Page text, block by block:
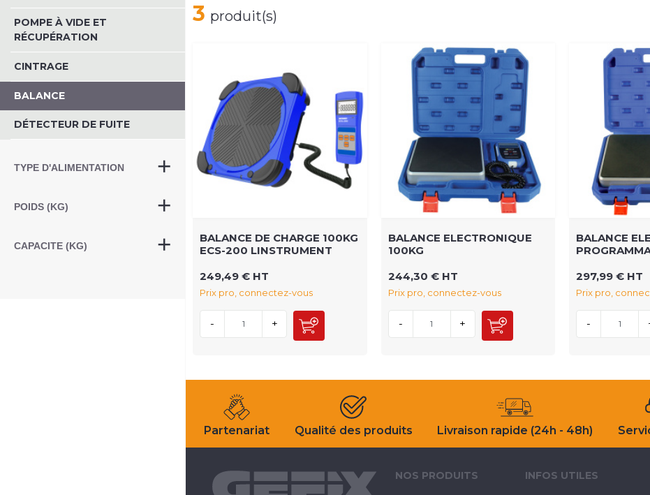
POMPE À VIDE ET
RÉCUPÉRATION
CINTRAGE
BALANCE
DÉTECTEUR DE FUITE
TYPE D'ALIMENTATION
POIDS (KG)
CAPACITE (KG)
3 produit(s)
BALANCE DE CHARGE 100KG
ECS-200 LINSTRUMENT
249,49 € HT
Prix pro, connectez-vous
- +
BALANCE ELECTRONIQUE
100KG
244,30 € HT
Prix pro, connectez-vous
- +
BALANCE
297,99 € HT
Prix pro,
-
Partenariat Qualité des produits Livraison rapide (24h - 48h)
NOS PRODUITS
INFOS UTILES